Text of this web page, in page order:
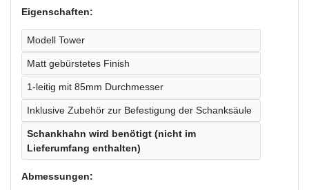
Eigenschaften:
Modell Tower
Matt gebürstetes Finish
1-leitig mit 85mm Durchmesser
Inklusive Zubehör zur Befestigung der Schanksäule
Schankhahn wird benötigt (nicht im
Lieferumfang enthalten)
Abmessungen: